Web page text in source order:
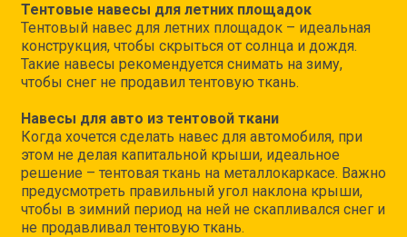
Тентовые навесы для летних площадок
Тентовый навес для летних площадок – идеальная
конструкция, чтобы скрыться от солнца и дождя.
Такие навесы рекомендуется снимать на зиму,
чтобы снег не продавил тентовую ткань.
Навесы для авто из тентовой ткани
Когда хочется сделать навес для автомобиля, при
этом не делая капитальной крыши, идеальное
решение – тентовая ткань на металлокаркасе. Важно
предусмотреть правильный угол наклона крыши,
чтобы в зимний период на ней не скапливался снег и
не продавливал тентовую ткань.